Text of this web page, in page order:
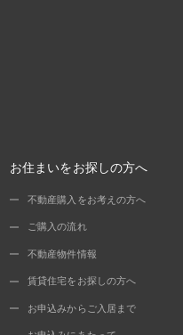
お住まいをお探しの方へ
不動産購入をお考えの方へ
ご購入の流れ
不動産物件情報
賃貸住宅をお探しの方へ
お申込みからご入居まで